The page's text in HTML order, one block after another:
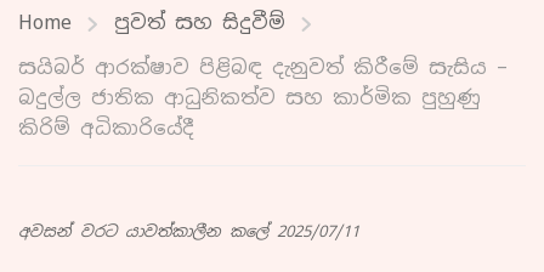
Home
පුවත් සහ සිදුවීම්
සයිබර් ආරක්ෂාව පිළිබඳ දැනුවත් කිරීමේ සැසිය –
බදුල්ල ජාතික ආධුනිකත්ව සහ කාර්මික පුහුණු
කිරිම් අධිකාරියේදී
අවසන් වරට යාවත්කාලීන කලේ 2025/07/11